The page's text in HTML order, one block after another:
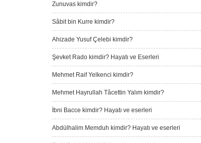
Zunuvas kimdir?
Sâbit bin Kurre kimdir?
Ahizade Yusuf Çelebi kimdir?
Şevket Rado kimdir? Hayatı ve Eserleri
Mehmet Raif Yelkenci kimdir?
Mehmet Hayrullah Tâcettin Yalım kimdir?
İbni Bacce kimdir? Hayatı ve eserleri
Abdülhalim Memduh kimdir? Hayatı ve eserleri